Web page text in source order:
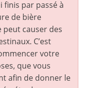
par passé à
de bière
peut causer des
C’est
votre
que vous
afin de donner le